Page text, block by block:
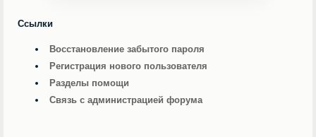
Ссылки
Восстановление забытого пароля
Регистрация нового пользователя
Разделы помощи
Связь с администрацией форума